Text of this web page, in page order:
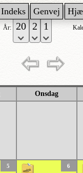
Indeks Genvej
År:
Onsdag
5 6